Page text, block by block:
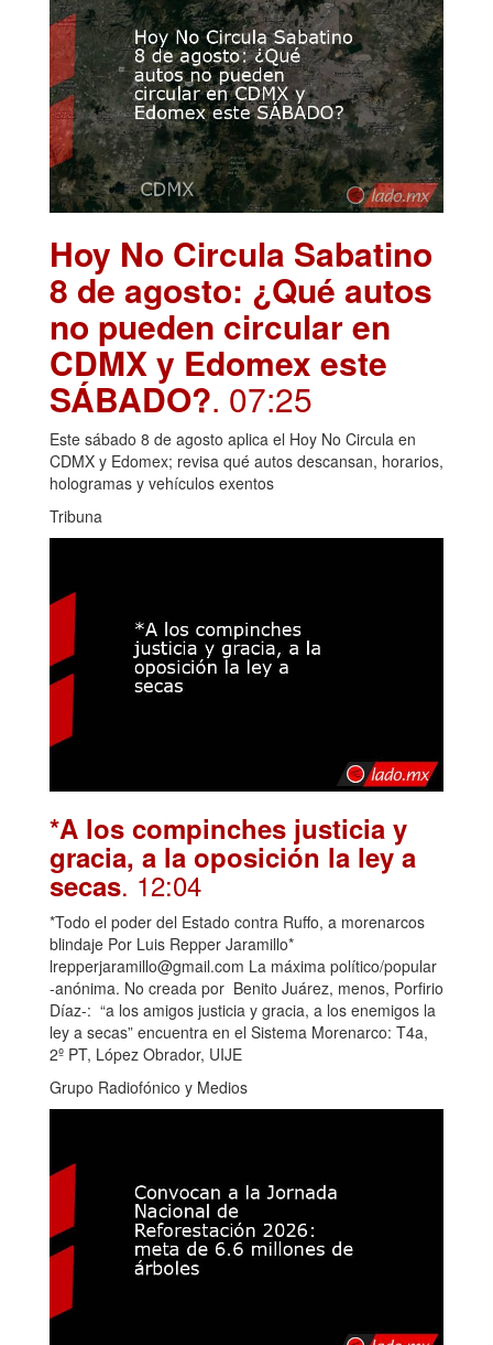
Hoy No Circula Sabatino
8 de agosto: ¿Qué autos
no pueden circular en
CDMX y Edomex este
SÁBADO?. 07:25
Este sábado 8 de agosto aplica el Hoy No Circula en
CDMX y Edomex; revisa qué autos descansan, horarios,
hologramas y vehículos exentos
Tribuna
*A los compinches justicia y
gracia, a la oposición la ley a
secas. 12:04
*Todo el poder del Estado contra Ruffo, a morenarcos
blindaje Por Luis Repper Jaramillo*
lrepperjaramillo@gmail.com La máxima político/popular
-anónima. No creada por Benito Juárez, menos, Porfirio
Díaz-: “a los amigos justicia y gracia, a los enemigos la
ley a secas” encuentra en el Sistema Morenarco: T4a,
2º PT, López Obrador, UIJE
Grupo Radiofónico y Medios